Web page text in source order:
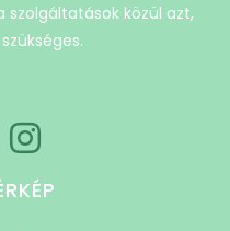
közül azt,